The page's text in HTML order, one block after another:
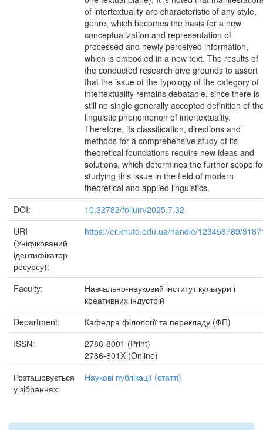
of intertextuality are characteristic of any style,
genre, which becomes the basis for a new
conceptualization and representation of
processed and newly perceived information,
which is embodied in a new text. The results of
the conducted research give grounds to assert
that the issue of the typology of the category of
intertextuality remains debatable, since there is
still no single generally accepted definition of
linguistic phenomenon of intertextuality.
Therefore, its classification, directions and
methods for a comprehensive study of its
theoretical foundations require new ideas and
solutions, which determines the further scope
studying this issue in the field of modern
theoretical and applied linguistics.
DOI:
10.32782/folium/2025.7.32
URI
(Уніфікований
ідентифікатор
ресурсу):
https://er.knutd.edu.ua/handle/123456789/
Faculty:
Навчально-науковий інститут культури і
креативних індустрій
Department:
Кафедра філології та перекладу (ФП)
ISSN:
2786-8001 (Print)
2786-801X (Online)
Розташовується
у зібраннях:
Наукові публікації (статті)